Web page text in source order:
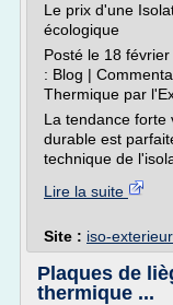
Le prix d'une
écologique
Posté le 18
: Blog |
Thermique par
La tendance forte
durable est
technique de
Lire la suite
Site : iso-
Plaques de
thermique ...